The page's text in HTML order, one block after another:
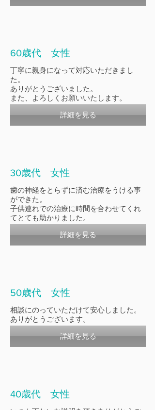
60歳代 女性
丁寧に親身になって対応いただきまし
た。
ありがとうございました。
​また、よろしくお願いいたします。
詳細を見る
30歳代 女性
歯の神経をとらずに済む治療をうける事
ができた。
子供連れでの治療に時間を合わせてくれ
てとても助かりました。
詳細を見る
50歳代 女性
相談にのっていただけて安心しました。
ありがとうございます。
詳細を見る
40歳代 女性